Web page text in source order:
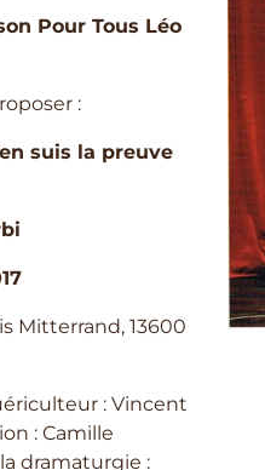
Pour Tous Léo
:
suis la preuve
Mitterrand, 13600
: Vincent
: Camille
dramaturgie :